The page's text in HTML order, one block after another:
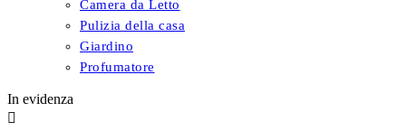
Camera da Letto
Pulizia della casa
Giardino
Profumatore
In evidenza
